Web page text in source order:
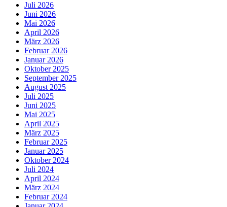
Juli 2026
Juni 2026
Mai 2026
April 2026
März 2026
Februar 2026
Januar 2026
Oktober 2025
September 2025
August 2025
Juli 2025
Juni 2025
Mai 2025
April 2025
März 2025
Februar 2025
Januar 2025
Oktober 2024
Juli 2024
April 2024
März 2024
Februar 2024